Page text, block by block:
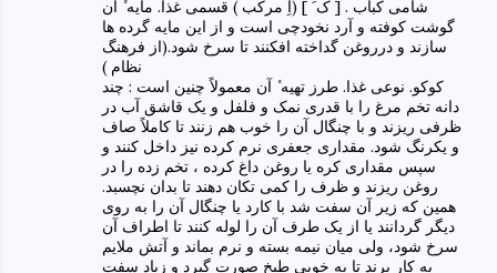
شامی کباب . [ ک َ ] (اِ مرکب ) قسمی غذا. مایه ٔ آن
گوشت کوفته و آرد نخودچی است و از این مایه گرده ها
سازند و درروغن گداخته افکنند تا سرخ شود.(از فرهنگ
نظام )
کوکو. نوعی غذا. طرز تهیه ٔ آن معمولاً چنین است : چند
دانه تخم مرغ را با قدری نمک و فلفل و یک قاشق آب در
ظرفی ریزند و با چنگال آن را خوب هم زنند تا کاملاً صاف
و یکرنگ شود. مقداری جعفری نرم کرده نیز داخل کنند و
سپس مقداری کره یا روغن داغ کرده ، تخم زده را در
روغن ریزند و ظرف را کمی تکان دهند تا بدان نچسبد.
همین که زیر آن سفت شد با کارد یا چنگال آن را به روی
دیگر گردانند یا از یک طرف آن را لوله کنند تا اطراف آن
سرخ شود، ولی میان نیمه بسته و نرم بماند و آتش ملایم
به کار برند تا به خوبی طبخ صورت گیرد و زیاد سفت